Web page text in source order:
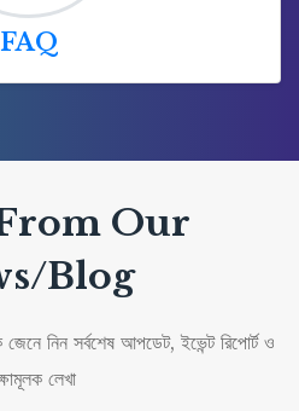
FAQ
Our
Blog
নিন সর্বশেষ আপডেট, ইভেন্ট রিপোর্ট ও
লেখা